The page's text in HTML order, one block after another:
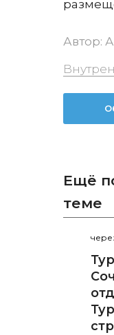
Автор:
Ещё
теме